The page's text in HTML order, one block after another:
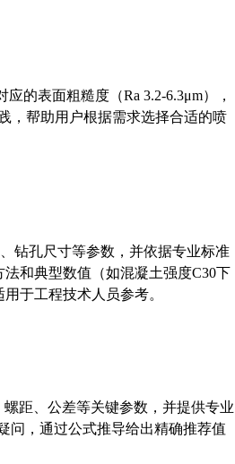
的表面粗糙度（Ra 3.2-6.3μm），
，帮助用户根据需求选择合适的喷
钻孔尺寸等参数，并依据专业标准
法和典型数值（如混凝土强度C30下
于工程技术人员参考。
距、公差等关键参数，并提供专业
问，通过公式推导给出精确推荐值